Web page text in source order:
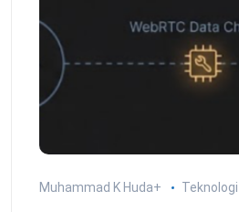
Muhammad K Huda+ Teknologi